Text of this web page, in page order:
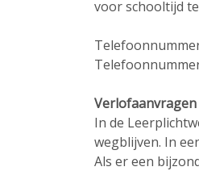
voor schooltijd
Verlofaanvragen
In de
wegblijven. In
Als er een